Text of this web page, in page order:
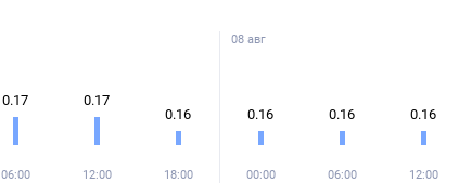
0.17
06:00
0.17
12:00
0.16
18:00
08 авг
0.16
00:00
0.16
06:00
0.16
12:00